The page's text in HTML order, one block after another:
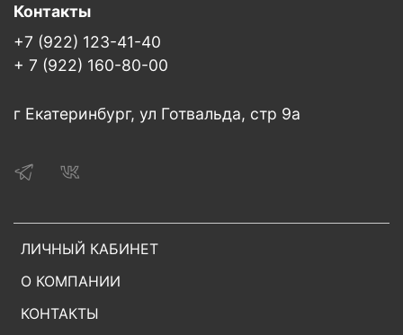
ЛИЧНЫЙ КАБИНЕТ
О КОМПАНИИ
КОНТАКТЫ
Контакты
+7 (922) 123-41-40
+ 7 (922) 160-80-00
г Екатеринбург, ул Готвальда, стр 9а